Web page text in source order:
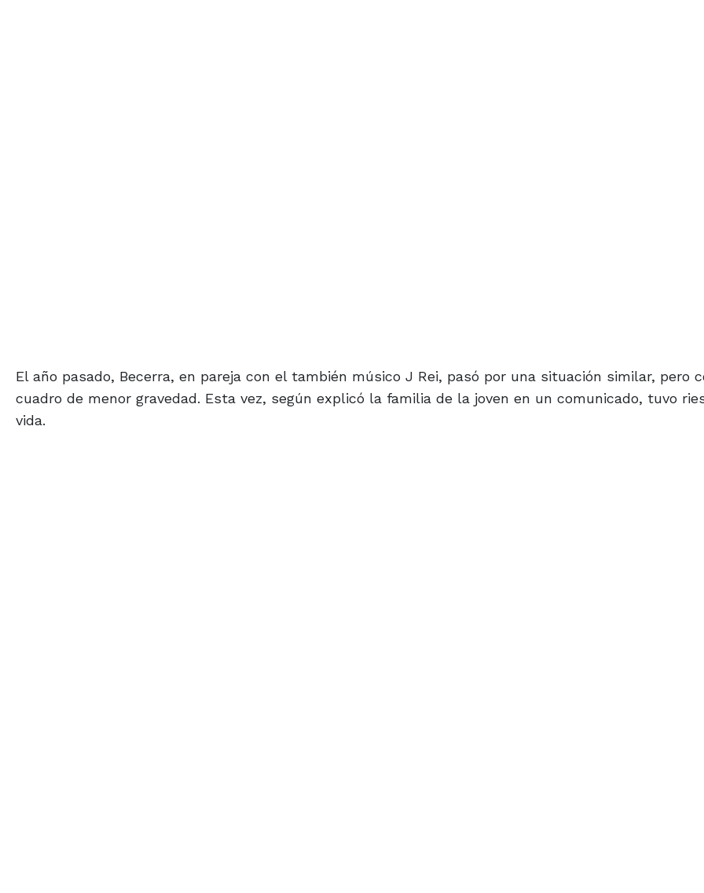
El año pasado, Becerra, en pareja con el también músico J Rei, pasó por una situación similar, pero
cuadro de menor gravedad. Esta vez, según explicó la familia de la joven en un comunicado, tuvo
vida.